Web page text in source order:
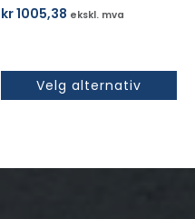
Opprinnelig
kr 1675,63.
kr1005,38Nåværende
kr 1005,38.
ekskl. mva
Velg alternativ